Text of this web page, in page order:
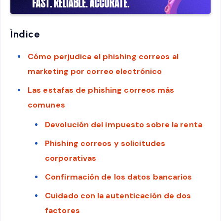
Ìndice
Cómo perjudica el phishing correos al
marketing por correo electrónico
Las estafas de phishing correos más
comunes
Devolución del impuesto sobre la renta
Phishing correos y solicitudes
corporativas
Confirmación de los datos bancarios
Cuidado con la autenticación de dos
factores